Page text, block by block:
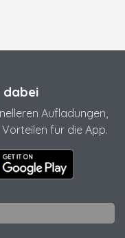
dabei
Aufladungen,
für die App.